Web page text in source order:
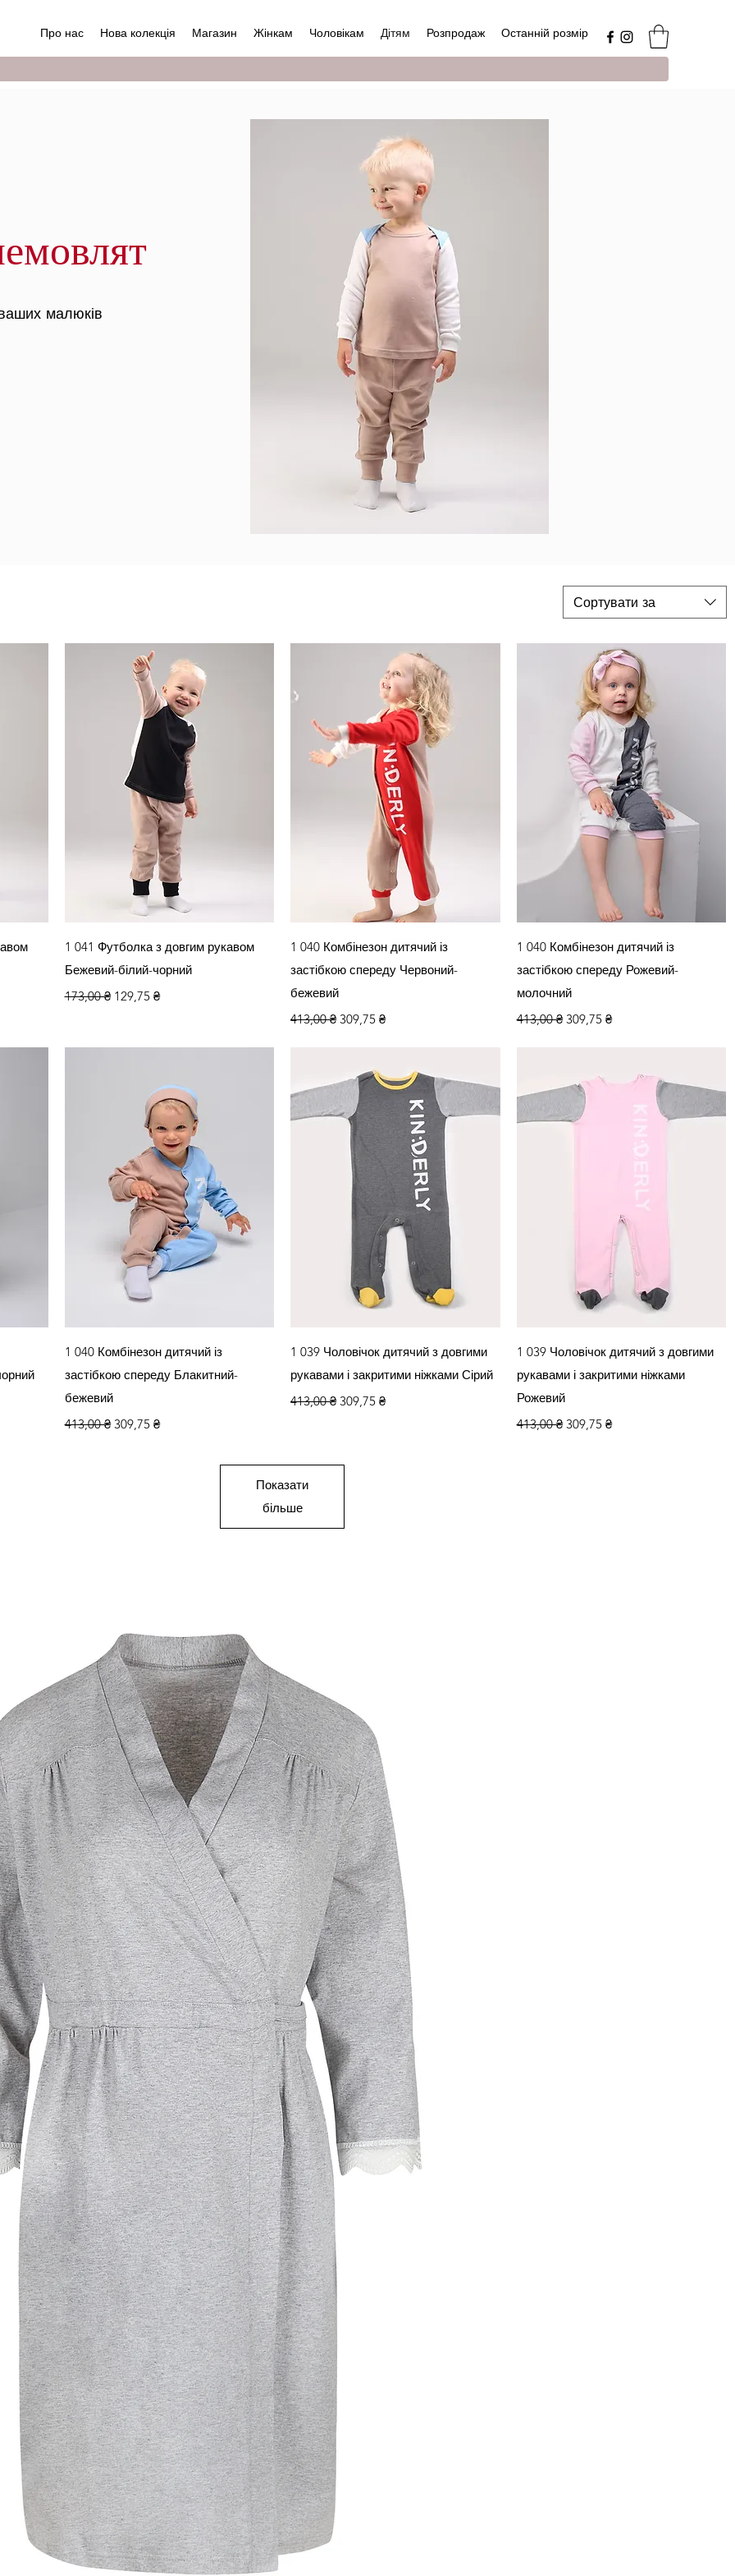
Про нас Нова колекція Магазин Жінкам Чоловікам Дітям Розпродаж Останній розмір
малюків
Сортувати за
Швидкий перегляд
1 041 Футболка з довгим рукавом
Бежевий-білий-чорний
Звичайна ціна
173,00 ₴ За розпродажем
129,75 ₴
Швидкий перегляд
1 040 Комбінезон дитячий із
застібкою спереду Червоний-
бежевий
Звичайна ціна
413,00 ₴ За розпродажем
309,75 ₴
Швидкий перегляд
1 040 Комбінезон дитячий із
застібкою спереду Рожевий-
молочний
Звичайна ціна
413,00 ₴ За розпродажем
309,75 ₴
Швидкий перегляд
1 040 Комбінезон дитячий із
застібкою спереду Блакитний-
бежевий
Звичайна ціна
413,00 ₴ За розпродажем
309,75 ₴
Швидкий перегляд
1 039 Чоловічок дитячий з довгими
рукавами і закритими ніжками Сірий
Звичайна ціна
413,00 ₴ За розпродажем
309,75 ₴
Швидкий перегляд
1 039 Чоловічок дитячий з довгими
рукавами і закритими ніжками
Рожевий
Звичайна ціна
413,00 ₴ За розпродажем
309,75 ₴
Показати
більше